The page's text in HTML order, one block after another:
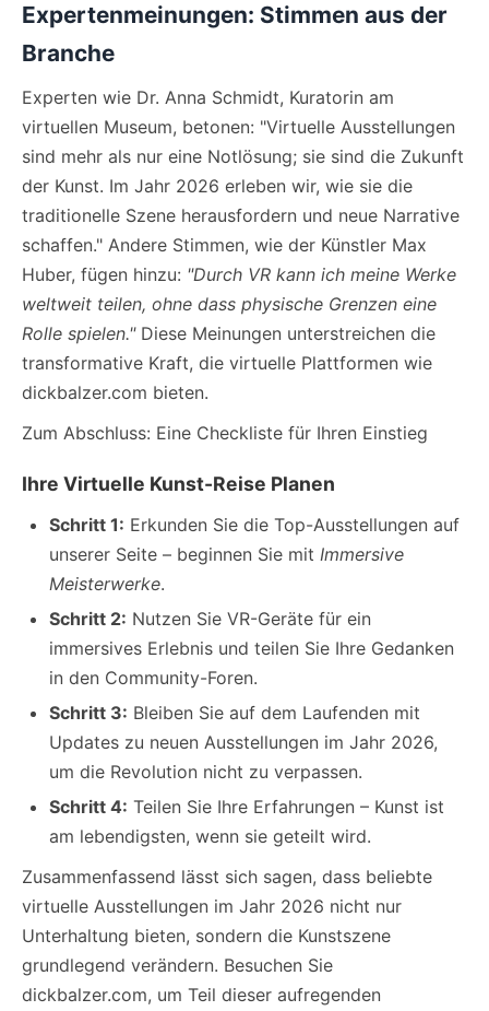
Expertenmeinungen: Stimmen aus der
Branche
Experten wie Dr. Anna Schmidt, Kuratorin am
virtuellen Museum, betonen: "Virtuelle Ausstellungen
sind mehr als nur eine Notlösung; sie sind die Zukunft
der Kunst. Im Jahr 2026 erleben wir, wie sie die
traditionelle Szene herausfordern und neue Narrative
schaffen." Andere Stimmen, wie der Künstler Max
Huber, fügen hinzu: "Durch VR kann ich meine Werke
weltweit teilen, ohne dass physische Grenzen eine
Rolle spielen."Diese Meinungen unterstreichen die
transformative Kraft, die virtuelle Plattformen wie
dickbalzer.com bieten.
Zum Abschluss: Eine Checkliste für Ihren Einstieg
Ihre Virtuelle Kunst-Reise Planen
Schritt 1: Erkunden Sie die Top-Ausstellungen auf
unserer Seite – beginnen Sie mit Immersive
Meisterwerke.
Schritt 2: Nutzen Sie VR-Geräte für ein
immersives Erlebnis und teilen Sie Ihre Gedanken
in den Community-Foren.
Schritt 3: Bleiben Sie auf dem Laufenden mit
Updates zu neuen Ausstellungen im Jahr 2026,
um die Revolution nicht zu verpassen.
Schritt 4: Teilen Sie Ihre Erfahrungen – Kunst ist
am lebendigsten, wenn sie geteilt wird.
Zusammenfassend lässt sich sagen, dass beliebte
virtuelle Ausstellungen im Jahr 2026 nicht nur
Unterhaltung bieten, sondern die Kunstszene
grundlegend verändern. Besuchen Sie
dickbalzer.com, um Teil dieser aufregenden